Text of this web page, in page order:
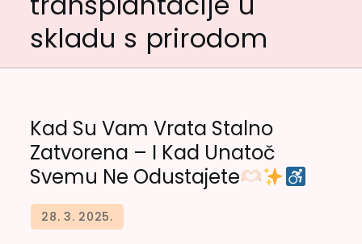
skladu s prirodom
Kad Su Vam Vrata Stalno
Zatvorena – I Kad Unatoč
Svemu Ne Odustajete